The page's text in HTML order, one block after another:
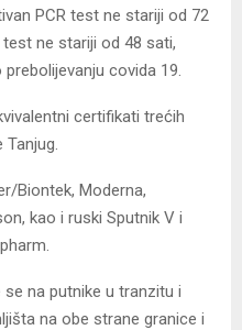
PCR test ne stariji od 72
ne stariji od 48 sati,
covida 19.
certifikati trećih
Tanjug.
Biontek, Moderna,
kao i ruski Sputnik V i
na putnike u tranzitu i
na obe strane granice i